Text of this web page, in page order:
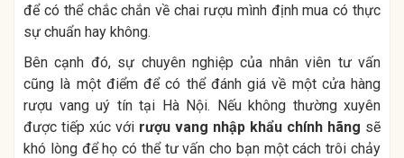
để có thể chắc chắn về chai rượu mình định mua có thực
sự chuẩn hay không.
Bên cạnh đó, sự chuyên nghiệp của nhân viên tư vấn
cũng là một điểm để có thể đánh giá về một cửa hàng
rượu vang uý tín tại Hà Nội. Nếu không thường xuyên
được tiếp xúc với rượu vang nhập khẩu chính hãng sẽ
khó lòng để họ có thể tư vấn cho bạn một cách trôi chảy